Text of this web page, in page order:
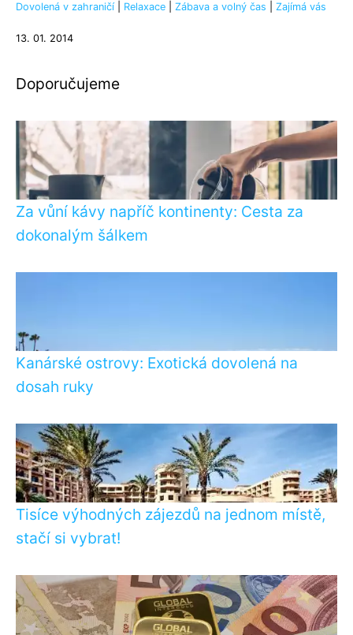
Dovolená v zahraničí Relaxace Zábava a volný čas Zajímá vás
13. 01. 2014
Doporučujeme
Za vůní kávy napříč kontinenty: Cesta za
dokonalým šálkem
Kanárské ostrovy: Exotická dovolená na
dosah ruky
Tisíce výhodných zájezdů na jednom místě,
stačí si vybrat!